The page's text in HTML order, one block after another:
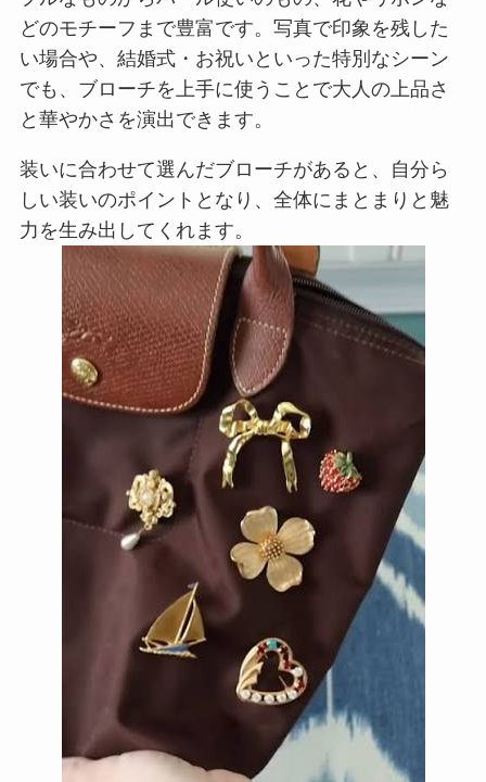
どのモチーフまで豊富です。写真で印象を残した
い場合や、結婚式・お祝いといった特別なシーン
でも、ブローチを上手に使うことで大人の上品さ
と華やかさを演出できます。
装いに合わせて選んだブローチがあると、自分ら
しい装いのポイントとなり、全体にまとまりと魅
力を生み出してくれます。